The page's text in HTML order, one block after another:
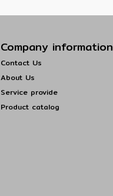
Company information
Contact Us
About Us
Service provide
Product catalog